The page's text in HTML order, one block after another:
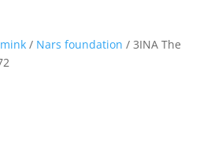
/ Nars foundation / 3INA The